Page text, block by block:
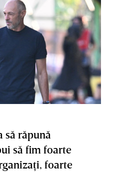
să răpună
să fim foarte
foarte